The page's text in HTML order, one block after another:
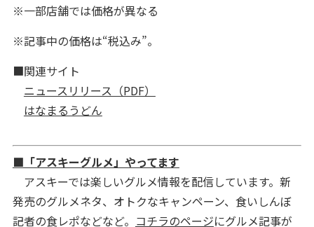
※一部店舗では価格が異なる
※記事中の価格は“税込み”。
■関連サイト
ニュースリリース（PDF）
はなまるうどん
■「アスキーグルメ」やってます
アスキーでは楽しいグルメ情報を配信しています。新
発売のグルメネタ、オトクなキャンペーン、食いしんぼ
記者の食レポなどなど。 コチラのページにグルメ記事が